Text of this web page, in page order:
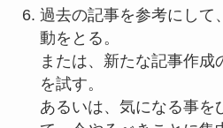
過去の記事を参考にして
動をとる。
または、新たな記事作
を試す。
あるいは、気になる事を